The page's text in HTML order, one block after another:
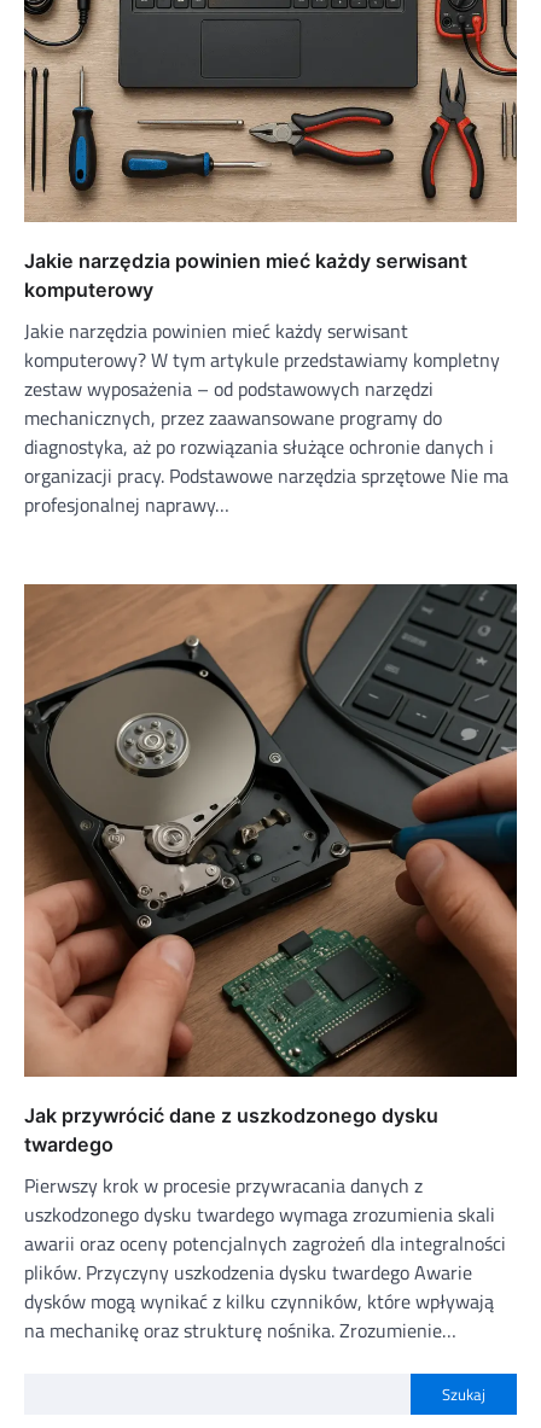
Jakie narzędzia powinien mieć każdy serwisant
komputerowy
Jakie narzędzia powinien mieć każdy serwisant
komputerowy? W tym artykule przedstawiamy kompletny
zestaw wyposażenia – od podstawowych narzędzi
mechanicznych, przez zaawansowane programy do
diagnostyka, aż po rozwiązania służące ochronie danych i
organizacji pracy. Podstawowe narzędzia sprzętowe Nie ma
profesjonalnej naprawy…
Jak przywrócić dane z uszkodzonego dysku
twardego
Pierwszy krok w procesie przywracania danych z
uszkodzonego dysku twardego wymaga zrozumienia skali
awarii oraz oceny potencjalnych zagrożeń dla integralności
plików. Przyczyny uszkodzenia dysku twardego Awarie
dysków mogą wynikać z kilku czynników, które wpływają
na mechanikę oraz strukturę nośnika. Zrozumienie…
Szukaj